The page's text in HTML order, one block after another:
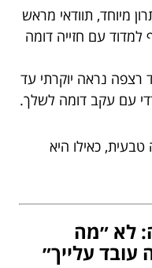
מיוחד, תוודאי מראש
עם חזייה דומה
רצפה נראה יוקרתי עד
עם עקב דומה לשלך.
כאילו היא
לא ״מה
עלייך״